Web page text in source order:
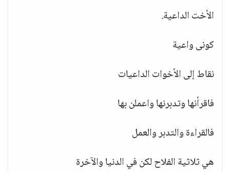
الأخت الداعية.
كونى واعية
نقاط إلى الأخوات الداعيات
فاقرأنها وتدبرنها واعملن بها
فالقراءة والتدبر والعمل
هي ثلاثية الفلاح لكن في الدنيا والآخرة